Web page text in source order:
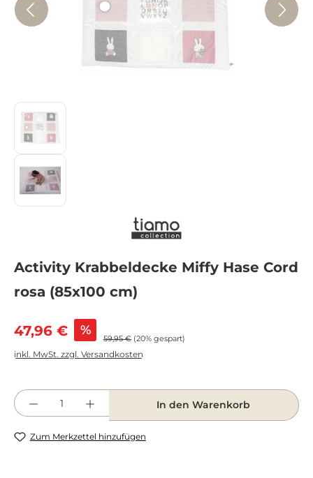
Activity Krabbeldecke Miffy Hase Cord
rosa (85x100 cm)
Verkaufspreis:
47,96 € %
Regulärer Preis:
59,95 € (20% gespart)
inkl. MwSt. zzgl. Versandkosten
Produkt Anzahl: Gib den gewünschten
In den Warenkorb
Zum Merkzettel hinzufügen